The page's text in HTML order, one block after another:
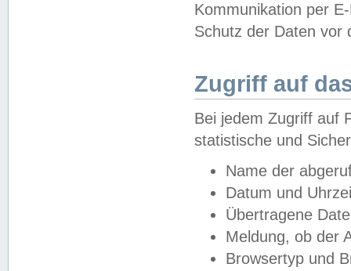
Kommunikation per
Schutz der Daten vor
Zugriff auf
Bei jedem Zugriff auf
statistische und
Name der
Datum und
Übertragene
Meldung, ob der
Browsertyp und